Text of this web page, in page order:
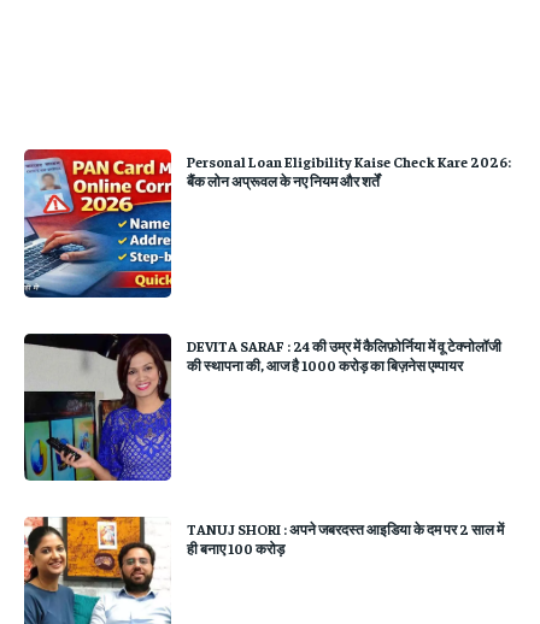
Personal Loan Eligibility Kaise Check Kare 2026:
बैंक लोन अप्रूवल के नए नियम और शर्तें
DEVITA SARAF : 24 की उम्र में कैलिफ़ोर्निया में वू टेक्नोलॉजी
की स्थापना की, आज है 1000 करोड़ का बिज़नेस एम्पायर
TANUJ SHORI : अपने जबरदस्त आइडिया के दम पर 2 साल में
ही बनाए 100 करोड़